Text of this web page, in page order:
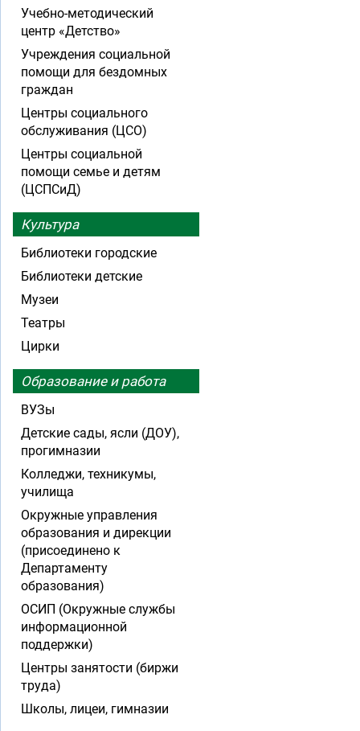
Учебно-методический
центр «Детство»
Учреждения социальной
помощи для бездомных
граждан
Центры социального
обслуживания (ЦСО)
Центры социальной
помощи семье и детям
(ЦСПСиД)
Культура
Библиотеки городские
Библиотеки детские
Музеи
Театры
Цирки
Образование и работа
ВУЗы
Детские сады, ясли (ДОУ),
прогимназии
Колледжи, техникумы,
училища
Окружные управления
образования и дирекции
(присоединено к
Департаменту
образования)
ОСИП (Окружные службы
информационной
поддержки)
Центры занятости (биржи
труда)
Школы, лицеи, гимназии